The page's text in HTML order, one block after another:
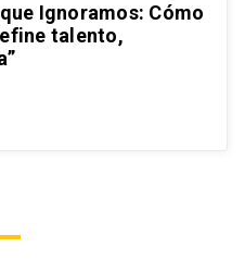
Ignoramos: Cómo
talento,